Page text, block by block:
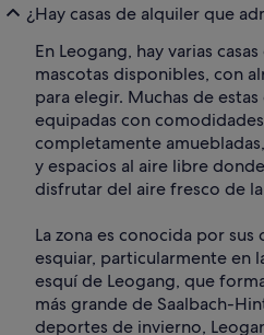
¿Hay casas de alquiler que
En Leogang, hay varias
mascotas disponibles, con
para elegir. Muchas de
equipadas con
completamente
y espacios al aire libre
disfrutar del aire fresco de
La zona es conocida por
esquiar, particularmente en
esquí de Leogang, que
más grande de Saalbach-
deportes de invierno,